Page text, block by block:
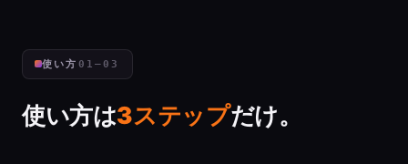
使い方 01–03
使い方は3ステップだけ。